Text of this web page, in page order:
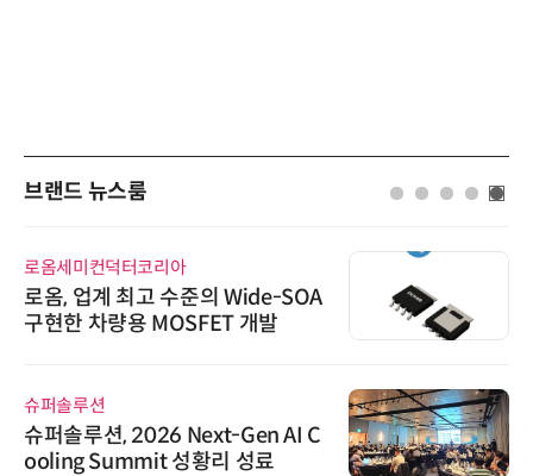
브랜드 뉴스룸
로옴세미컨덕터코리아
로옴, 업계 최고 수준의 Wide-SOA
구현한 차량용 MOSFET 개발
슈퍼솔루션
슈퍼솔루션, 2026 Next-Gen AI C
ooling Summit 성황리 성료